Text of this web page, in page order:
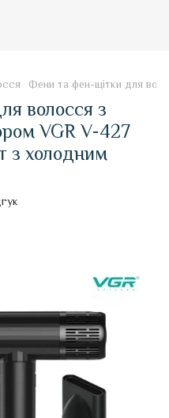
Фени та фен-щітки для
волосся з
VGR V-427
з холодним